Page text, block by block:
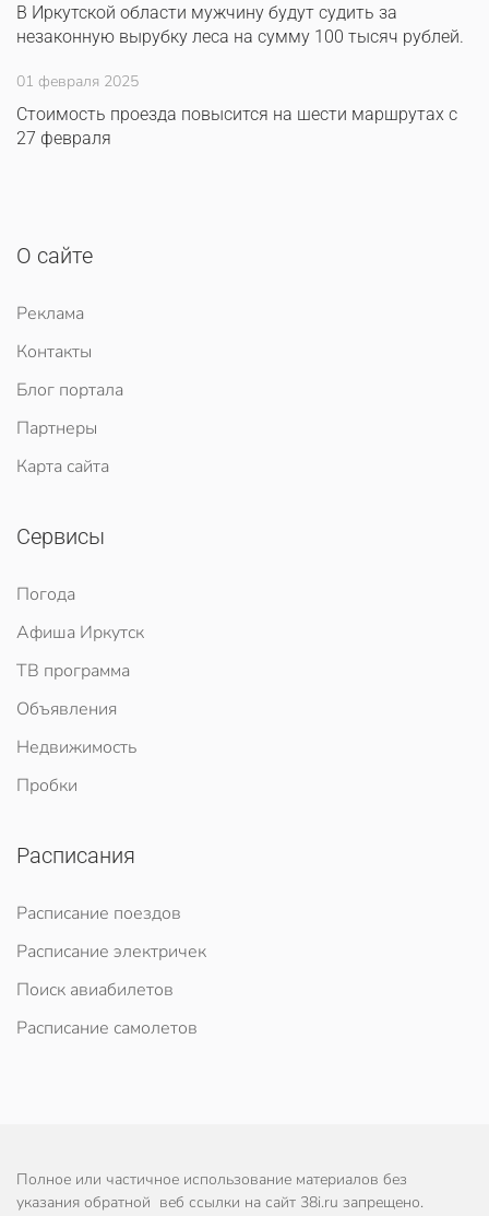
В Иркутской области мужчину будут судить за
незаконную вырубку леса на сумму 100 тысяч рублей.
01 февраля 2025
Стоимость проезда повысится на шести маршрутах с
27 февраля
О сайте
Реклама
Контакты
Блог портала
Партнеры
Карта сайта
Сервисы
Погода
Афиша Иркутск
ТВ программа
Объявления
Недвижимость
Пробки
Расписания
Расписание поездов
Расписание электричек
Поиск авиабилетов
Расписание самолетов
Полное или частичное использование материалов без
указания обратной веб ссылки на сайт 38i.ru запрещено.